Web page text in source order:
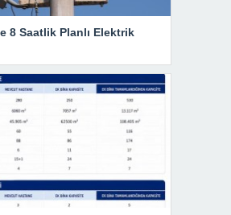
8 Saatlik Planlı Elektrik